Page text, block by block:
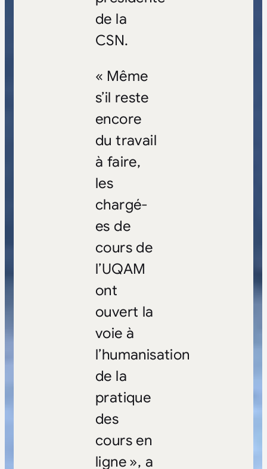
de la
CSN.
« Même
s’il reste
encore
du travail
à faire,
les
chargé-
es de
cours de
l’UQAM
ont
ouvert la
voie à
l’humanisation
de la
pratique
des
cours en
ligne », a